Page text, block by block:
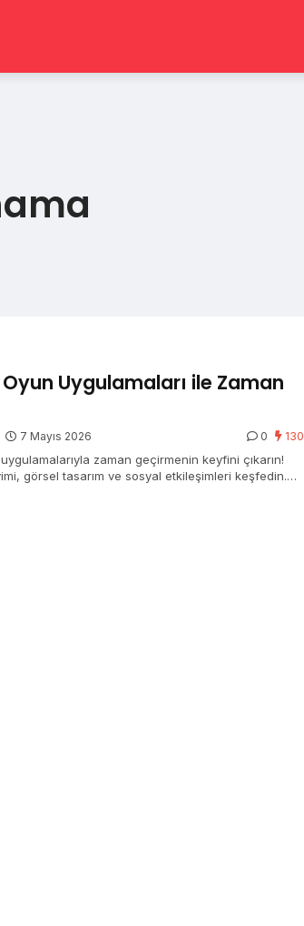
Uygulamaları ile Zaman
7 Mayıs 2026 0 130
zaman geçirmenin keyfini çıkarın!
görsel tasarım ve sosyal etkileşimleri keşfedin.